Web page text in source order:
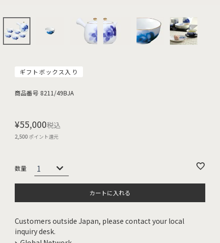
ギフトボックス入り
商品番号 8211/49BJA
¥55,000税込
2,500ポイント還元
カートに入れる
Customers outside Japan, please contact your local
inquiry desk.